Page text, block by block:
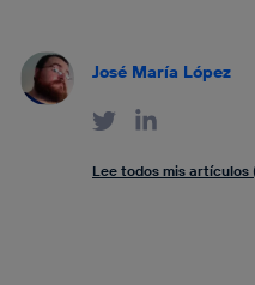
José María López
Lee todos mis artículos